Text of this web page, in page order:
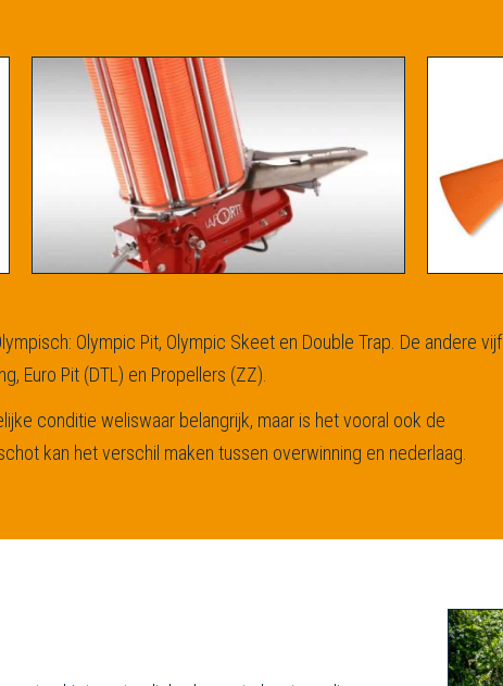
Olympic Pit, Olympic Skeet en Double Trap. De andere vijf
Euro Pit (DTL) en Propellers (ZZ).
conditie weliswaar belangrijk, maar is het vooral ook de
kan het verschil maken tussen overwinning en nederlaag.